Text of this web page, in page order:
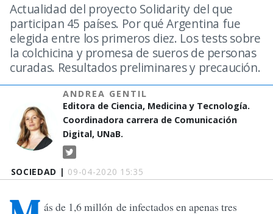
SOCIEDAD | 09-04-2020 15:35
Actualidad del proyecto Solidarity del que
participan 45 países. Por qué Argentina fue
elegida entre los primeros diez. Los tests sobre
la colchicina y promesa de sueros de personas
curadas. Resultados preliminares y precaución.
ANDREA GENTIL
Editora de Ciencia, Medicina y Tecnología.
Coordinadora carrera de Comunicación
Digital, UNaB.
ás de 1,6 millón de infectados en apenas tres